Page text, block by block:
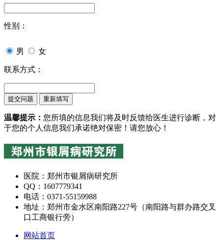
性别：
男 女
联系方式：
温馨提示： 您所填的信息我们将及时反馈给医生进行诊断，对
于您的个人信息我们承诺绝对保密！请您放心！
医院：郑州市银屑病研究所
QQ：1607779341
电话：0371-55159988
地址：郑州市金水区南阳路227号（南阳路与群办路交叉
口工商银行旁）
网站首页